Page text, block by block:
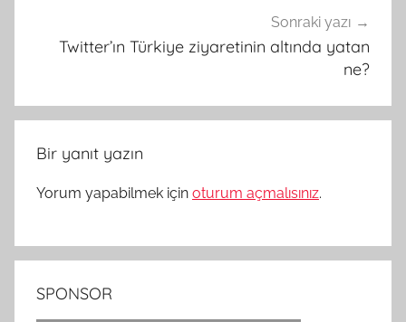
Sonraki yazı
Twitter’ın Türkiye ziyaretinin altında yatan
ne?
Bir yanıt yazın
Yorum yapabilmek için oturum açmalısınız.
SPONSOR